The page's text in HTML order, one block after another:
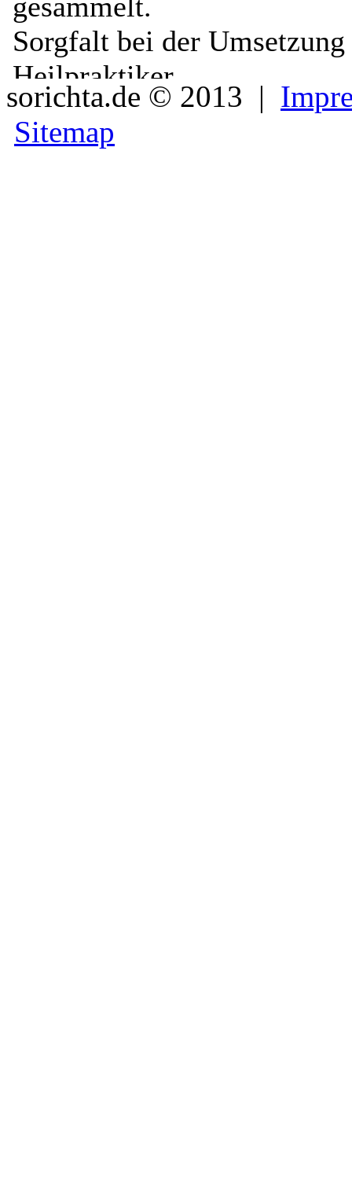
sorichta.de © 2013 |
Sitemap